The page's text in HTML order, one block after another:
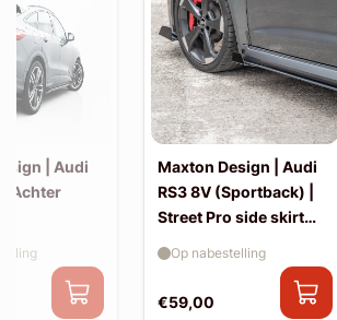
| Audi
| Achter
Maxton Design | Audi
RS3 8V (Sportback) |
Street Pro side skirt
€59,00
Op nabestelling